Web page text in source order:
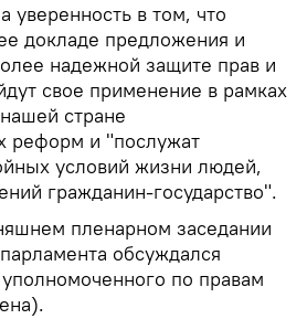
уверенность в том, что
докладе предложения и
надежной защите прав и
свое применение в рамках
стране
реформ и "послужат
условий жизни людей,
гражданин-государство".
пленарном заседании
обсуждался
по правам